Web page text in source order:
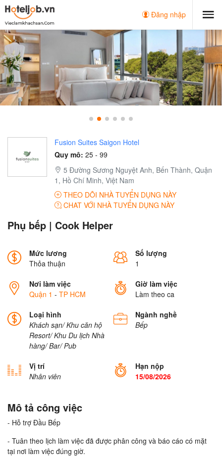
Đăng nhập
Fusion Suites Saigon Hotel
Quy mô: 25 - 99
5 Đường Sương Nguyệt Anh, Bến Thành, Quận
1, Hồ Chí Minh, Việt Nam
THEO DÕI NHÀ TUYỂN DỤNG NÀY
CHAT VỚI NHÀ TUYỂN DỤNG NÀY
Phụ bếp | Cook Helper
Mức lương
Thỏa thuận
Số lượng
1
Nơi làm việc
Quận 1 - TP HCM
Giờ làm việc
Làm theo ca
Loại hình
Khách sạn/ Khu căn hộ
Resort/ Khu Du lịch Nhà
hàng/ Bar/ Pub
Ngành nghề
Bếp
Vị trí
Nhân viên
Hạn nộp
15/08/2026
Mô tả công việc
- Hỗ trợ Đầu Bếp
- Tuân theo lịch làm việc đã được phân công và báo cáo có mặt
tại nơi làm việc đúng giờ.